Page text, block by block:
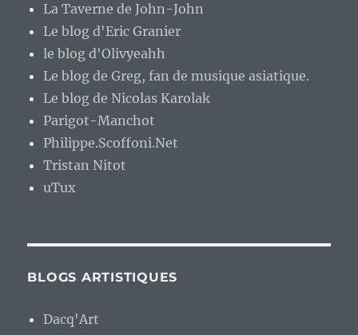
La Taverne de John-John
Le blog d'Eric Granier
le blog d'Olivyeahh
Le blog de Greg, fan de musique asiatique.
Le blog de Nicolas Karolak
Parigot-Manchot
Philippe.Scoffoni.Net
Tristan Nitot
uTux
BLOGS ARTISTIQUES
Dacq'Art